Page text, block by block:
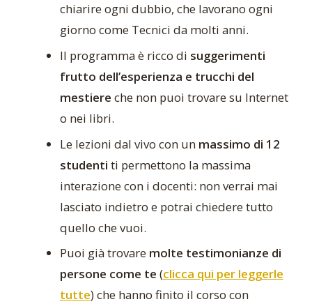
chiarire ogni dubbio, che lavorano ogni
giorno come Tecnici da molti anni.
Il programma è ricco di suggerimenti
frutto dell’esperienza e trucchi del
mestiere che non puoi trovare su Internet
o nei libri.
Le lezioni dal vivo con un massimo di 12
studenti ti permettono la massima
interazione con i docenti: non verrai mai
lasciato indietro e potrai chiedere tutto
quello che vuoi.
Puoi già trovare molte testimonianze di
persone come te (clicca qui per leggerle
tutte) che hanno finito il corso con